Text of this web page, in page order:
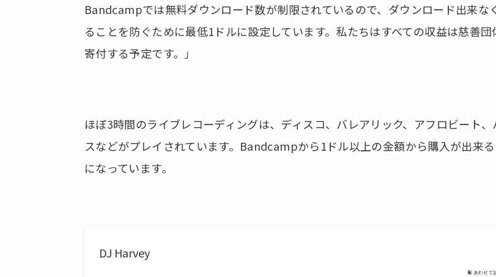
Bandcampでは無料ダウンロード数が制限されているので、ダウンロード出来な
ることを防ぐために最低1ドルに設定しています。私たちはすべての収益は慈善団
寄付する予定です。」
ほぼ3時間のライブレコーディングは、ディスコ、バレアリック、アフロビート、
スなどがプレイされています。Bandcampから1ドル以上の金額から購入が出来
になっています。
あわせて
DJ Harvey